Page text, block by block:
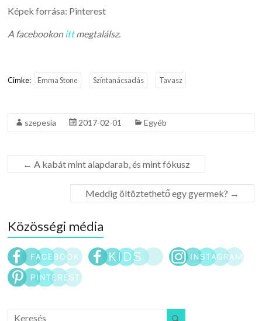
Képek forrása: Pinterest
A facebookon ittmegtalálsz.
Cimke: Emma Stone Színtanácsadás Tavasz
szepesia 2017-02-01 Egyéb
← A kabát mint alapdarab, és mint fókusz
Meddig öltöztethető egy gyermek? →
Közösségi média